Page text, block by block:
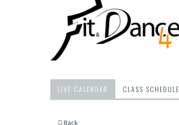
LIVE CALENDAR CLASS SCHEDULE
Back